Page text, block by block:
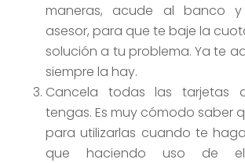
maneras, acude al banco
asesor, para que te baje la
solución a tu problema. Ya te
siempre la hay.
Cancela todas las tarjetas
tengas. Es muy cómodo saber
para utilizarlas cuando te
que haciendo uso de